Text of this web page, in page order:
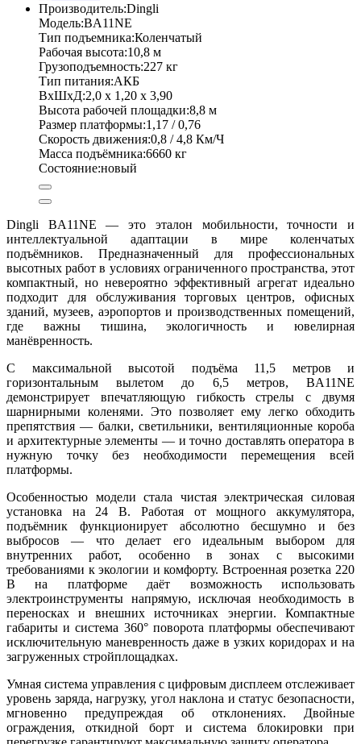
Производитель:Dingli
Модель:BA11NE
Тип подъемника:Коленчатый
Рабочая высота:10,8 м
Грузоподъемность:227 кг
Тип питания:АКБ
ВхШхД:2,0 x 1,20 x 3,90
Высота рабочей площадки:8,8 м
Размер платформы:1,17 / 0,76
Скорость движения:0,8 / 4,8 Км/Ч
Масса подъёмника:6660 кг
Состояние:новый
Dingli BA11NE — это эталон мобильности, точности и
интеллектуальной адаптации в мире коленчатых
подъёмников. Предназначенный для профессиональных
высотных работ в условиях ограниченного пространства, этот
компактный, но невероятно эффективный агрегат идеально
подходит для обслуживания торговых центров, офисных
зданий, музеев, аэропортов и производственных помещений,
где важны тишина, экологичность и ювелирная
манёвренность.
С максимальной высотой подъёма 11,5 метров и
горизонтальным вылетом до 6,5 метров, BA11NE
демонстрирует впечатляющую гибкость стрелы с двумя
шарнирными коленями. Это позволяет ему легко обходить
препятствия — балки, светильники, вентиляционные короба
и архитектурные элементы — и точно доставлять оператора в
нужную точку без необходимости перемещения всей
платформы.
Особенностью модели стала чистая электрическая силовая
установка на 24 В. Работая от мощного аккумулятора,
подъёмник функционирует абсолютно бесшумно и без
выбросов — что делает его идеальным выбором для
внутренних работ, особенно в зонах с высокими
требованиями к экологии и комфорту. Встроенная розетка 220
В на платформе даёт возможность использовать
электроинструменты напрямую, исключая необходимость в
переносках и внешних источниках энергии. Компактные
габариты и система 360° поворота платформы обеспечивают
исключительную маневренность даже в узких коридорах и на
загруженных стройплощадках.
Умная система управления с цифровым дисплеем отслеживает
уровень заряда, нагрузку, угол наклона и статус безопасности,
мгновенно предупреждая об отклонениях. Двойные
ограждения, откидной борт и система блокировки при